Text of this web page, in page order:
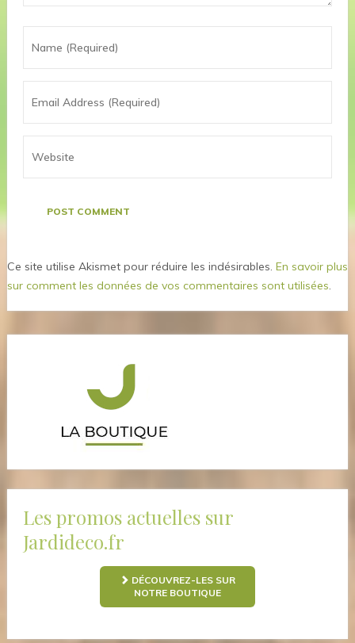
Ce site utilise Akismet pour réduire les indésirables. En savoir plus
sur comment les données de vos commentaires sont utilisées.
Les promos actuelles sur
Jardideco.fr
DÉCOUVREZ-LES SUR
NOTRE BOUTIQUE